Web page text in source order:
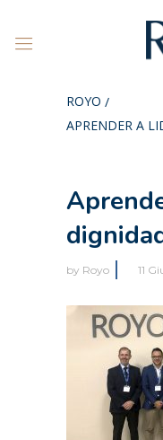
ROYO /
APRENDER A
by Royo 11